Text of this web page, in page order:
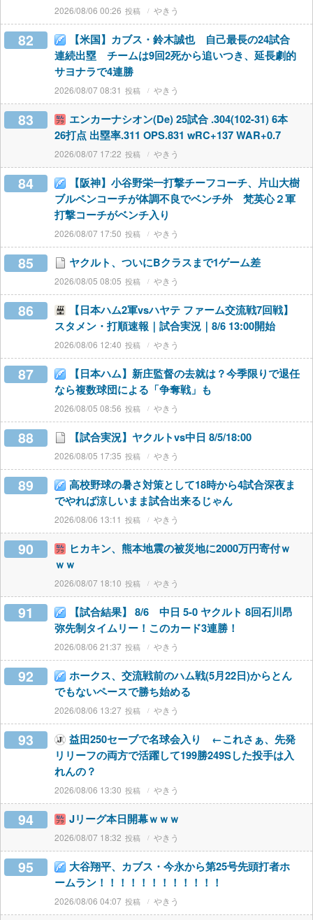
2026/08/06 00:26 やきう
82
【米国】カブス・鈴木誠也 自己最長の24試合
連続出塁 チームは9回2死から追いつき、延長劇的
サヨナラで4連勝
2026/08/07 08:31 やきう
83
エンカーナシオン(De) 25試合 .304(102-31) 6本
26打点 出塁率.311 OPS.831 wRC+137 WAR+0.7
2026/08/07 17:22 やきう
84
【阪神】小谷野栄一打撃チーフコーチ、片山大樹
ブルペンコーチが体調不良でベンチ外 梵英心２軍
打撃コーチがベンチ入り
2026/08/07 17:50 やきう
85 ヤクルト、ついにBクラスまで1ゲーム差
2026/08/05 08:05 やきう
86
【日本ハム2軍vsハヤテ ファーム交流戦7回戦】
スタメン・打順速報｜試合実況｜8/6 13:00開始
2026/08/06 12:40 やきう
87
【日本ハム】新庄監督の去就は？今季限りで退任
なら複数球団による「争奪戦」も
2026/08/05 08:56 やきう
88 【試合実況】ヤクルトvs中日 8/5/18:00
2026/08/05 17:35 やきう
89
高校野球の暑さ対策として18時から4試合深夜ま
でやれば涼しいまま試合出来るじゃん
2026/08/06 13:11 やきう
90
ヒカキン、熊本地震の被災地に2000万円寄付ｗ
ｗｗ
2026/08/07 18:10 やきう
91
【試合結果】 8/6 中日 5-0 ヤクルト 8回石川昂
弥先制タイムリー！このカード3連勝！
2026/08/06 21:37 やきう
92
ホークス、交流戦前のハム戦(5月22日)からとん
でもないペースで勝ち始める
2026/08/06 13:27 やきう
93
益田250セーブで名球会入り ←これさぁ、先発
リリーフの両方で活躍して199勝249Sした投手は入
れんの？
2026/08/06 13:30 やきう
94 Jリーグ本日開幕ｗｗｗ
2026/08/07 18:32 やきう
95
大谷翔平、カブス・今永から第25号先頭打者ホ
ームラン！！！！！！！！！！！！
2026/08/06 04:07 やきう